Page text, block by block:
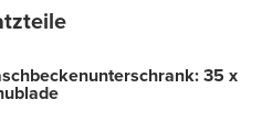
35 x